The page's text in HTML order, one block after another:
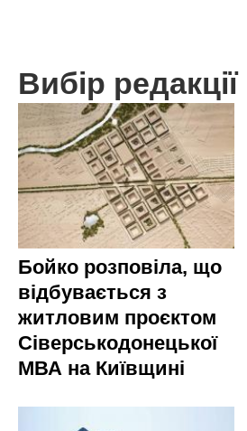
Вибір редакції
Бойко розповіла, що
відбувається з
житловим проєктом
Сіверськодонецької
МВА на Київщині